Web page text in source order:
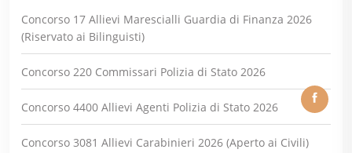
Concorso 17 Allievi Marescialli Guardia di Finanza 2026
(Riservato ai Bilinguisti)
Concorso 220 Commissari Polizia di Stato 2026
Concorso 4400 Allievi Agenti Polizia di Stato 2026
Concorso 3081 Allievi Carabinieri 2026 (Aperto ai Civili)